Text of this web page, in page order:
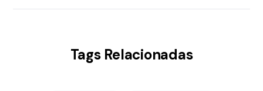
Tags Relacionadas